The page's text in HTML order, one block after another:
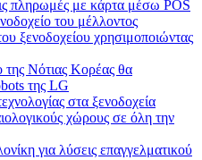
πληρωμές με κάρτα μέσω POS
του μέλλοντος
ξενοδοχείου χρησιμοποιώντας
της Νότιας Κορέας θα
της LG
στα ξενοδοχεία
χώρους σε όλη την
για λύσεις επαγγελματικού